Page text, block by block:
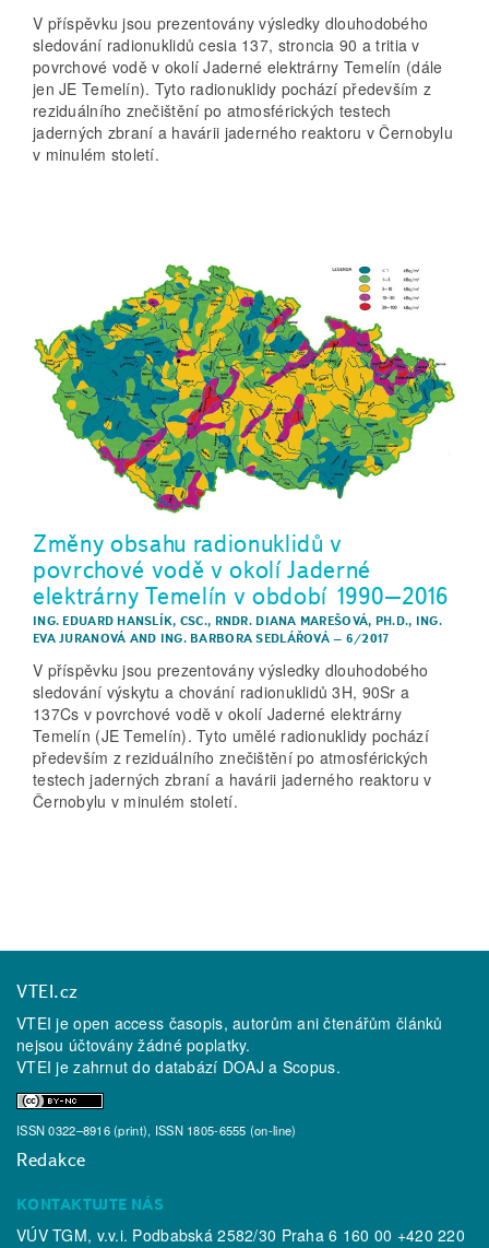
V příspěvku jsou prezentovány výsledky dlouhodobého
sledování radionuklidů cesia 137, stroncia 90 a tritia v
povrchové vodě v okolí Jaderné elektrárny Temelín (dále
jen JE Temelín). Tyto radionuklidy pochází především z
reziduálního znečištění po atmosférických testech
jaderných zbraní a havárii jaderného reaktoru v Černobylu
v minulém století.
Změny obsahu radionuklidů v
povrchové vodě v okolí Jaderné
elektrárny Temelín v období 1990–2016
ING. EDUARD HANSLÍK, CSC., RNDR. DIANA MAREŠOVÁ, PH.D., ING.
EVA JURANOVÁ AND ING. BARBORA SEDLÁŘOVÁ– 6/2017
V příspěvku jsou prezentovány výsledky dlouhodobého
sledování výskytu a chování radionuklidů 3H, 90Sr a
137Cs v povrchové vodě v okolí Jaderné elektrárny
Temelín (JE Temelín). Tyto umělé radionuklidy pochází
především z reziduálního znečištění po atmosférických
testech jaderných zbraní a havárii jaderného reaktoru v
Černobylu v minulém století.
VTEI.cz
VTEI je open access časopis, autorům ani čtenářům článků
nejsou účtovány žádné poplatky.
VTEI je zahrnut do databází DOAJ a Scopus.
ISSN 0322–8916 (print), ISSN 1805-6555 (on-line)
Redakce
KONTAKTUJTE NÁS
VÚV TGM, v.v.i. Podbabská 2582/30 Praha 6 160 00 +420 220